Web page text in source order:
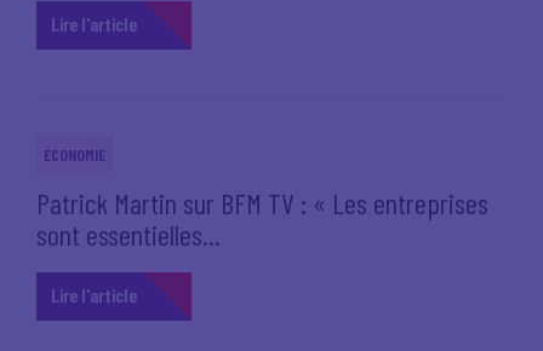
Lire l'article
ÉCONOMIE
Patrick Martin sur BFM TV : « Les entreprises
sont essentielles...
Lire l'article